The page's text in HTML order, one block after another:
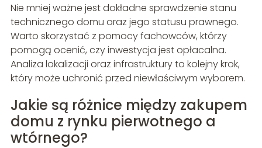
Nie mniej ważne jest dokładne sprawdzenie stanu
technicznego domu oraz jego statusu prawnego.
Warto skorzystać z pomocy fachowców, którzy
pomogą ocenić, czy inwestycja jest opłacalna.
Analiza lokalizacji oraz infrastruktury to kolejny krok,
który może uchronić przed niewłaściwym wyborem.
Jakie są różnice między zakupem
domu z rynku pierwotnego a
wtórnego?